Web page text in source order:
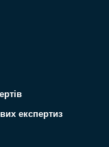
експертиз